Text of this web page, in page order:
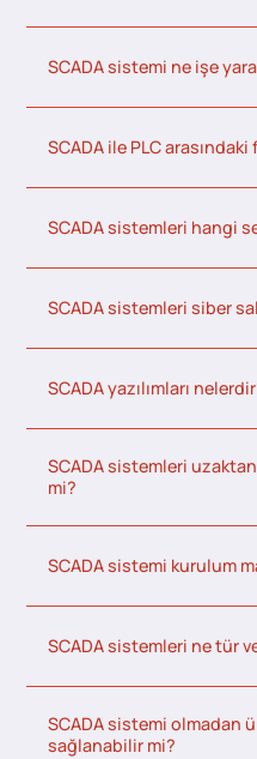
SCADA sistemi ne işe
SCADA ile PLC
SCADA sistemleri hangi
SCADA sistemleri siber
SCADA yazılımları
SCADA sistemleri
mi?
SCADA sistemi kurulum
SCADA sistemleri ne tür
SCADA sistemi olmadan
sağlanabilir mi?